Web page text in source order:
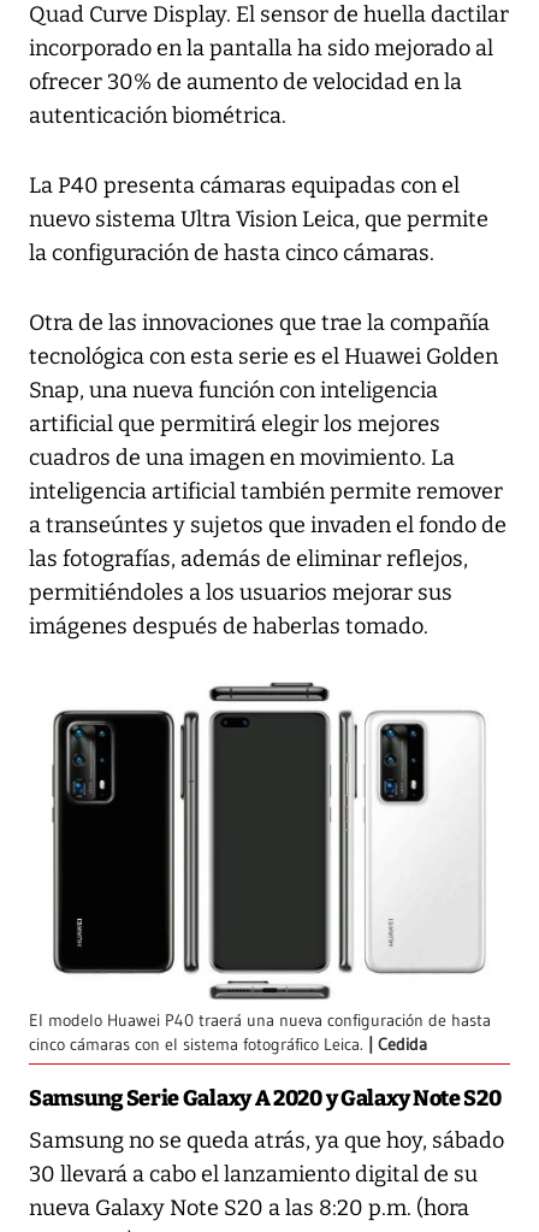
Quad Curve Display. El sensor de huella dactilar
incorporado en la pantalla ha sido mejorado al
ofrecer 30% de aumento de velocidad en la
autenticación biométrica.
La P40 presenta cámaras equipadas con el
nuevo sistema Ultra Vision Leica, que permite
la configuración de hasta cinco cámaras.
Otra de las innovaciones que trae la compañía
tecnológica con esta serie es el Huawei Golden
Snap, una nueva función con inteligencia
artificial que permitirá elegir los mejores
cuadros de una imagen en movimiento. La
inteligencia artificial también permite remover
a transeúntes y sujetos que invaden el fondo de
las fotografías, además de eliminar reflejos,
permitiéndoles a los usuarios mejorar sus
imágenes después de haberlas tomado.
El modelo Huawei P40 traerá una nueva configuración de hasta
cinco cámaras con el sistema fotográfico Leica.
Cedida
Samsung Serie Galaxy A 2020 y Galaxy Note S20
Samsung no se queda atrás, ya que hoy, sábado
30 llevará a cabo el lanzamiento digital de su
nueva Galaxy Note S20 a las 8:20 p.m. (hora